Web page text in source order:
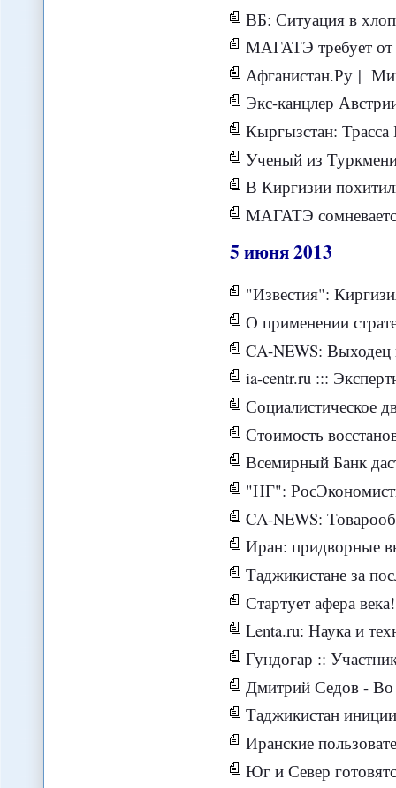
ВБ: Ситуация в хлопковом
МАГАТЭ требует от
Афганистан.Ру |
Экс-канцлер Австрии «слил»
Кыргызстан: Трасса Бишкек-Ош до сих пор
Ученый из Туркменистана стал
В Киргизии
МАГАТЭ сомневается,
5июня2013
"Известия": Киргизия открыла
О применении стратегий «непрямых
CA-NEWS: Выходец из
ia-centr.ru :::
Социалистическое
Стоимость
Всемирный Банк
"НГ": РосЭкономисты
CA-NEWS: Товарооборот
Иран: придворные
Таджикистане за
Стартует афера века! В июне
Lenta.ru: Наука и
Гундогар :: Участники
Дмитрий Седов - Во что могут вылиться протесты в Турции? -
Таджикистан инициировал
Иранские пользователи
Юг и Север